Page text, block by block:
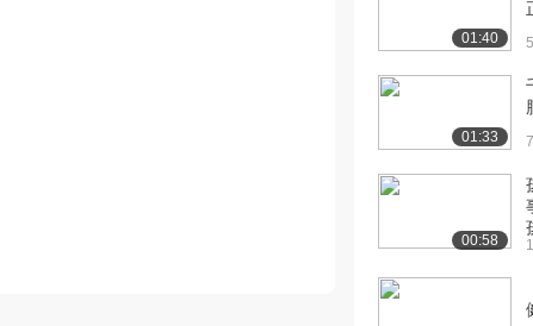
01:40
01:33
00:58